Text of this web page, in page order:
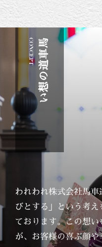
馬
車
道
の
想
い
CONCEPT
われわれ株式会社馬
びとする」という考
ております。この想
が、お客様の喜ぶ顔